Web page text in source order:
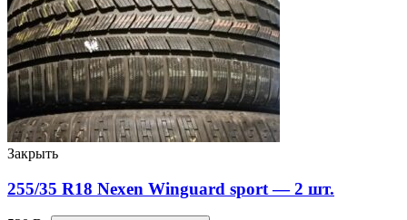
Закрыть
255/35 R18 Nexen Winguard sport — 2 шт.